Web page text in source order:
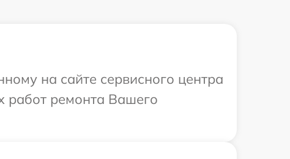
на сайте сервисного центра
работ ремонта Вашего